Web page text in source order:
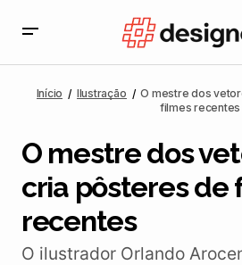
recentes
Início Ilustração
O mestre dos
filmes recentes
O mestre dos
cria pôsteres de
recentes
O ilustrador Orlando